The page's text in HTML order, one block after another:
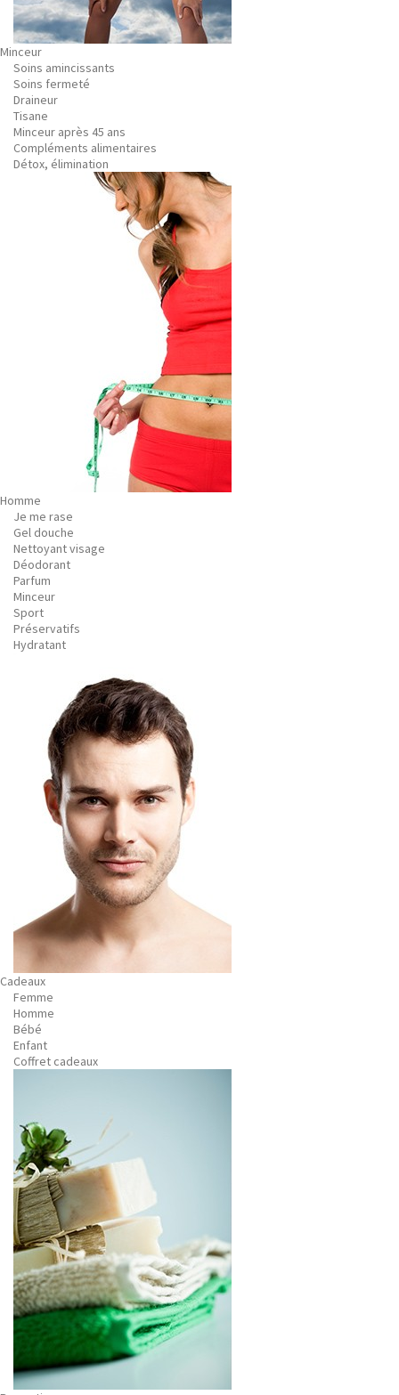
Minceur
Soins amincissants
Soins fermeté
Draineur
Tisane
Minceur après 45 ans
Compléments alimentaires
Détox, élimination
Homme
Je me rase
Gel douche
Nettoyant visage
Déodorant
Parfum
Minceur
Sport
Préservatifs
Hydratant
Cadeaux
Femme
Homme
Bébé
Enfant
Coffret cadeaux